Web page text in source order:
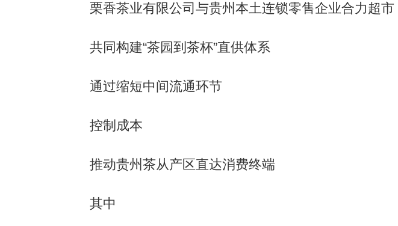
栗香茶业有限公司与贵州本土连锁零售企业合力超市
共同构建“茶园到茶杯”直供体系
通过缩短中间流通环节
控制成本
推动贵州茶从产区直达消费终端
其中